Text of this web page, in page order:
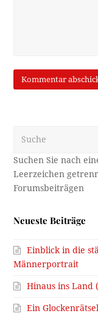
Neueste Beiträge
Einblick in die
Männerportrait
Hinaus ins Land
Ein